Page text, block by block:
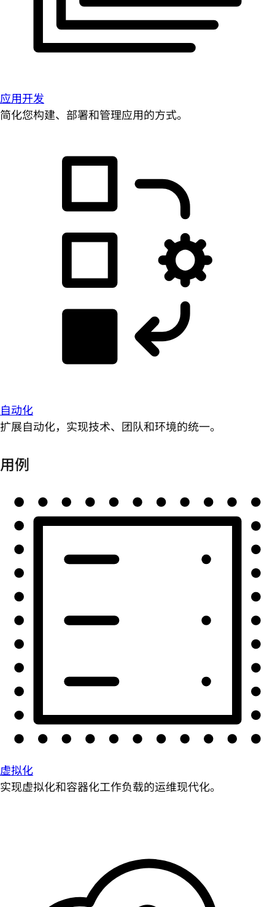
应用开发
简化您构建、部署和管理应用的方式。
自动化
扩展自动化，实现技术、团队和环境的统一。
用例
虚拟化
实现虚拟化和容器化工作负载的运维现代化。